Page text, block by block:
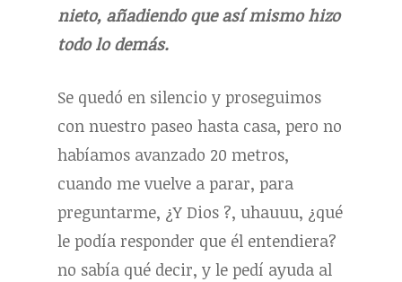
nieto, añadiendo que así mismo hizo
todo lo demás.
Se quedó en silencio y proseguimos
con nuestro paseo hasta casa, pero no
habíamos avanzado 20 metros,
cuando me vuelve a parar, para
preguntarme, ¿Y Dios ?, uhauuu, ¿qué
le podía responder que él entendiera?
no sabía qué decir, y le pedí ayuda al